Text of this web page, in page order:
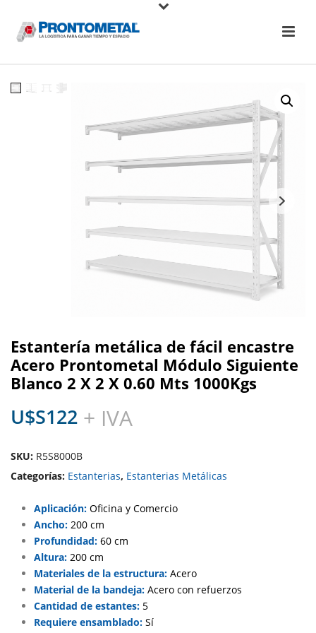
Estantería metálica de fácil encastre
Acero Prontometal Módulo Siguiente
Blanco 2 X 2 X 0.60 Mts 1000Kgs
U$S122 + IVA
SKU: R5S8000B
Categorías: Estanterias, Estanterias Metálicas
Aplicación:Oficina y Comercio
Ancho:200 cm
Profundidad:60 cm
Altura: 200 cm
Materiales de la estructura: Acero
Material de la bandeja: Acero con refuerzos
Cantidad de estantes: 5
Requiere ensamblado: Sí